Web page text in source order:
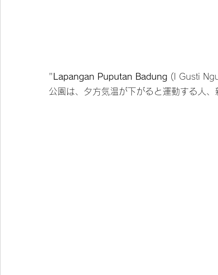
" Lapangan Puputan Badung (I Gusti
公園は、夕方気温が下がると運動する人